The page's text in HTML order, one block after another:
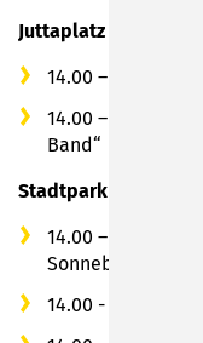
Juttaplatz
14.00 – 18.00
14.00 – 18.00
Band“
Stadtpark
14.00 – 21.00
Sonneberg e.V.
14.00 - 18.00